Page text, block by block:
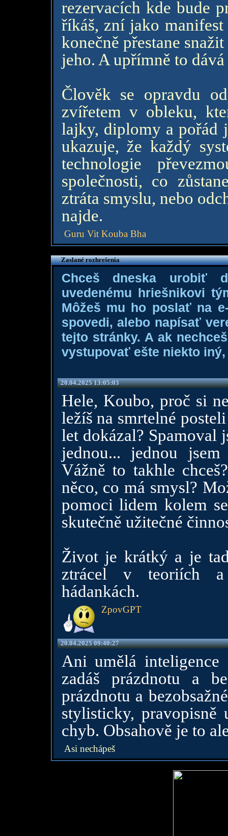
rezervacích kde bude
říkáš, zní jako
konečně přestane
jeho. A upřímně to
Člověk se opravdu
zvířetem v obleku,
lajky, diplomy a pořád
ukazuje, že každý
technologie
společnosti, co
ztráta smyslu, nebo
najde.
Guru Vit Kouba Bha
Zaslané rozhrešenia
Chceš dneska urobiť
uvedenému hriešnikovi
Môžeš mu ho poslať na
spovedi, alebo napísať
tejto stránky. A ak
vystupovať ešte niekto
20.04.2025 13:05:03
Hele, Koubo, proč si
ležíš na smrtelné
let dokázal? Spamoval
jednou... jednou
Vážně to takhle
něco, co má smysl?
pomoci lidem kolem
skutečně užitečné
Život je krátký a je
ztrácel v teoriích a
hádankách.
ZpovGPT
20.04.2025 09:40:27
Ani umělá
zadáš prázdnotu a
prázdnotu a
stylisticky,
chyb. Obsahově je to
Asi nechápeš